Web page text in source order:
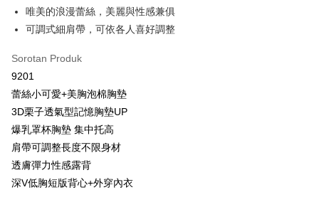
Plus PAY
Deskripsi
[Terma Penggunaan untuk OP Pay Later]
Perkhidmatan ini disediakan oleh Taiwan Mobile dan tersedia untuk
pengguna Taiwan Mobile tanpa memerlukan permohonan tambahan.
Jika anda memilih OP Pay Later sebagai kaedah pembayaran, sistem
akan mengarahkan anda secara automatik ke proses transaksi OP Pay
Later selepas pesanan dibuat. Anda perlu mengesahkan nombor telefon
akhir pembayaran. Transaksi akan dianggap selesai setelah pembayaran
AFTEE
Deskripsi
Pertama, Mengenai Perkhidmatan AFTEE Beli Sekarang Bayar Kemudian
1. Dengan memilih AFTEE sebagai kaedah pembayaran, mesej
pengesahan AFTEE akan muncul.
2. Anda boleh meneruskan pembayaran selepas pengesahan SMS.
3. Tiada bayaran diperlukan apabila pesanan disahkan. Produk akan
dihantar ke alamat yang ditetapkan.
Hami Point
Deskripsi
「Hami Point」為中華電信所提供之點數服務，可於會員專區綁定中華電信
Pemindahan ATM
唯美的浪漫蕾絲，美麗與性感兼俱
可調式細肩帶，可依各人喜好調整
Sorotan Produk
9201
蕾絲小可愛+美胸泡棉胸墊
3D栗子透氣型記憶胸墊UP
爆乳罩杯胸墊 集中托高
肩帶可調整長度不限身材
透膚彈力性感露背
深V低胸短版背心+外穿內衣